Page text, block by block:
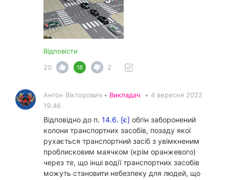
Відповісти
20
18 2
Антон Вікторович • Викладач • 4 вересня 2022
19:46
Відповідно до п. 14.6. [є] обгін заборонений
колони транспортних засобів, позаду якої
рухається транспортний засіб з увімкненим
проблисковим маячком (крім оранжевого)
через те, що інші водії транспортних засобів
можуть становити небезпеку для людей, що